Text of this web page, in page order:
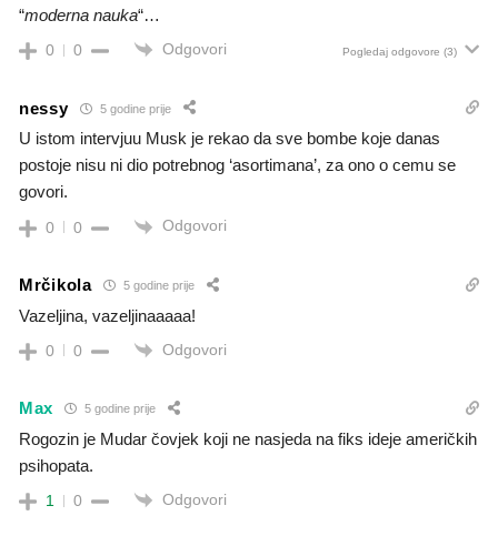
“moderna nauka“…
0 0 Odgovori Pogledaj odgovore (3)
nessy 5 godine prije
U istom intervjuu Musk je rekao da sve bombe koje danas
postoje nisu ni dio potrebnog ‘asortimana’, za ono o cemu se
govori.
0 0 Odgovori
Mrčikola 5 godine prije
Vazeljina, vazeljinaaaaa!
0 0 Odgovori
Max 5 godine prije
Rogozin je Mudar čovjek koji ne nasjeda na fiks ideje američkih
psihopata.
1 0 Odgovori